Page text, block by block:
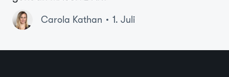
Carola Kathan 1. Juli